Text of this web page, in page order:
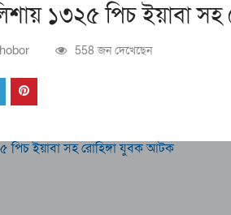
১৩২৫ পিচ ইয়াবা
558 জন দেখেছেন